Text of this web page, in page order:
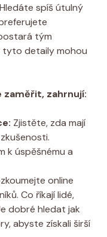
​spíš útulný
tým
tyto detaily mohou‌
⁣zaměřit, ⁢zahrnují:
⁣Zjistěte, ‌zda mají
k úspěšnému ‍a
online
Co říkají lidé,
dobré ‌hledat⁣ jak⁢
abyste⁤ získali ‌širší